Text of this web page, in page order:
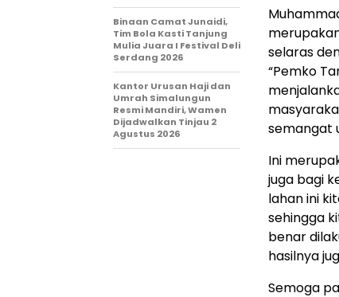
selaras
“Pemko
semangat
Ini
juga bagi
lahan ini
sehingga
benar
hasilnya
Semoga
Binaan Camat Junaidi,
Tim Bola Kasti Tanjung
Mulia Juara I Festival Deli
Serdang 2026
Kantor Urusan Haji dan
Umrah Simalungun
Resmi Mandiri, Wamen
Dijadwalkan Tinjau 2
Agustus 2026